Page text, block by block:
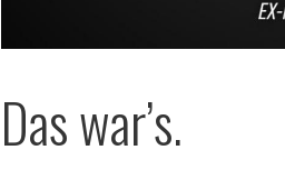
Das war’s.